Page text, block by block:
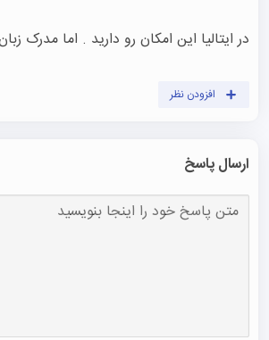
در ایتالیا این امکان رو دارید . اما مدرک
افزودن نظر
ارسال پاسخ